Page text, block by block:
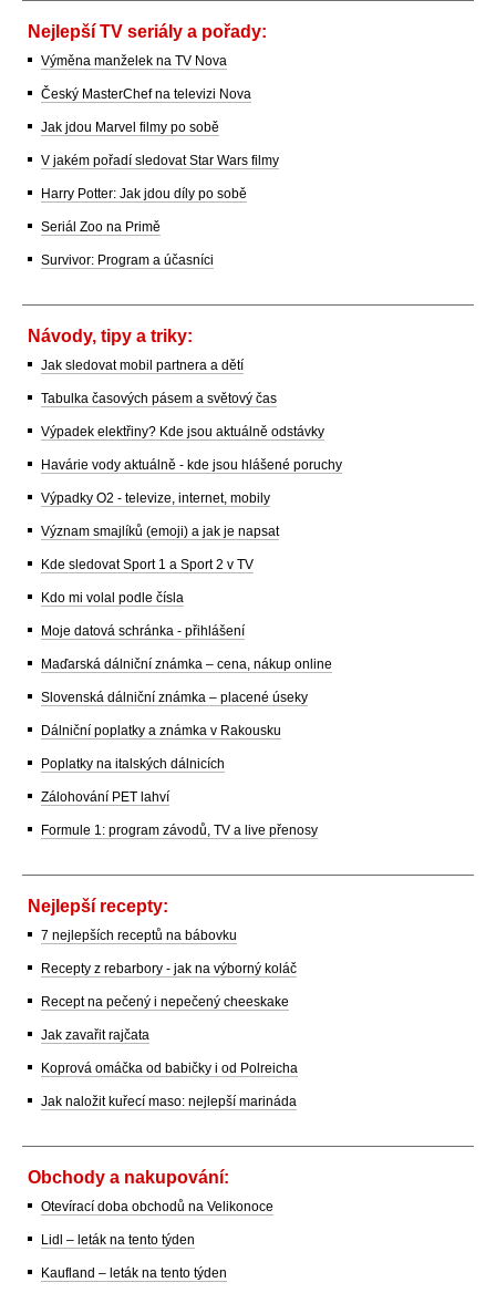
Nejlepší TV seriály a pořady:
Výměna manželek na TV Nova
Český MasterChef na televizi Nova
Jak jdou Marvel filmy po sobě
V jakém pořadí sledovat Star Wars filmy
Harry Potter: Jak jdou díly po sobě
Seriál Zoo na Primě
Survivor: Program a účasníci
Návody, tipy a triky:
Jak sledovat mobil partnera a dětí
Tabulka časových pásem a světový čas
Výpadek elektřiny? Kde jsou aktuálně odstávky
Havárie vody aktuálně - kde jsou hlášené poruchy
Výpadky O2 - televize, internet, mobily
Význam smajlíků (emoji) a jak je napsat
Kde sledovat Sport 1 a Sport 2 v TV
Kdo mi volal podle čísla
Moje datová schránka - přihlášení
Maďarská dálniční známka – cena, nákup online
Slovenská dálniční známka – placené úseky
Dálniční poplatky a známka v Rakousku
Poplatky na italských dálnicích
Zálohování PET lahví
Formule 1: program závodů, TV a live přenosy
Nejlepší recepty:
7 nejlepších receptů na bábovku
Recepty z rebarbory - jak na výborný koláč
Recept na pečený i nepečený cheeskake
Jak zavařit rajčata
Koprová omáčka od babičky i od Polreicha
Jak naložit kuřecí maso: nejlepší marináda
Obchody a nakupování:
Otevírací doba obchodů na Velikonoce
Lidl – leták na tento týden
Kaufland – leták na tento týden